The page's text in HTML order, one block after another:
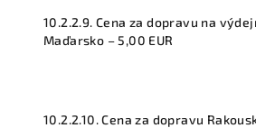
10.2.2.9. Cena za dopravu na
Maďarsko – 5,00 EUR
10.2.2.10. Cena za dopravu